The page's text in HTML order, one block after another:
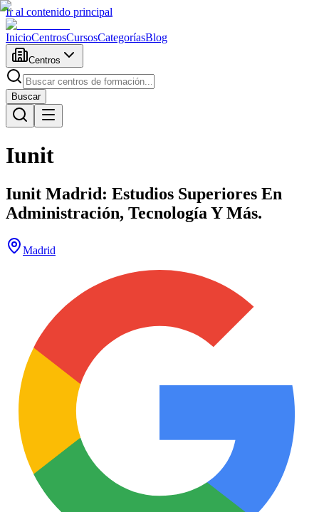
Ir al contenido principal
InicioCentrosCursosCategoríasBlog
Centros
Buscar
Iunit
Iunit Madrid: Estudios Superiores En
Administración, Tecnología Y Más.
Madrid